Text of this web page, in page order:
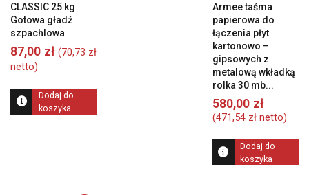
CLASSIC 25 kg
Gotowa gładź
szpachlowa
87,00 zł (70,73 zł
netto)
Dodaj do
koszyka
Armee taśma
papierowa do
łączenia płyt
kartonowo –
gipsowych z
metalową wkładką
rolka 30 mb...
580,00 zł
(471,54 złnetto)
Dodaj do
koszyka